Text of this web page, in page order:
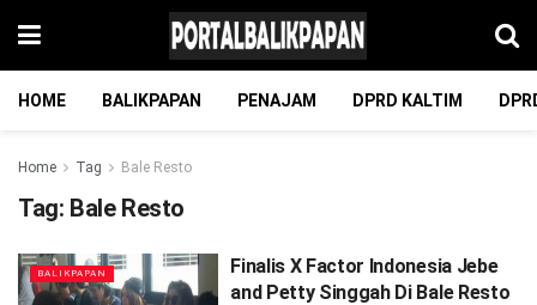
HOME BALIKPAPAN PENAJAM DPRD KALTIM
Home Tag Bale Resto
Tag: Bale Resto
BALIKPAPAN
Finalis X Factor Indonesia Jebe
and Petty Singgah Di Bale Resto